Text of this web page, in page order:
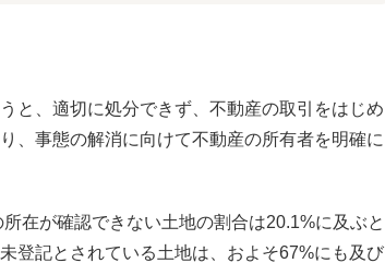
と、適切に処分できず、不動産の取引をはじめ
、事態の解消に向けて不動産の所有者を明確に
在が確認できない土地の割合は20.1%に及ぶと
登記とされている土地は、およそ67%にも及び